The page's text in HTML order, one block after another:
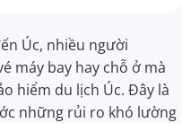
Úc, nhiều người
máy bay hay chỗ ở mà
hiểm du lịch Úc. Đây là
những rủi ro khó lường